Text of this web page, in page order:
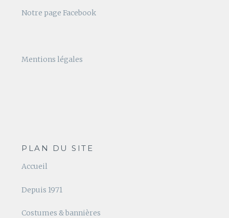
Notre page Facebook
Mentions légales
PLAN DU SITE
Accueil
Depuis 1971
Costumes & bannières